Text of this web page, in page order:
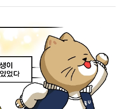
과 세부 사항을 미리 확인해
안 수업과 과제를 위해
고생 많으셨습니다. 남은
리하시고, 충분한 휴식과 함께
시기 바랍니다!
학가 주변의 월세와 보증금이
는 학기당 140만 원 수준의
용으로 한 학기 동안
공간을 제공합니다. 특히
고정적으로 지출해야 하는
액의 보증금 부담이 전혀
수도 등 매달 별도로 청구되는
대한 추가 지출 걱정도 대폭
는 기숙사의 주거 비용이
관심을 갖는 공간 중 하나가
관은 학생들에게 안전하고
업에 집중할 수 있습니다.이번
주요 시설과 이용 정보를
모습을 살펴보고자 합니다.
지 함께 알아보겠습니다!
활관백석대학교의 기숙사인